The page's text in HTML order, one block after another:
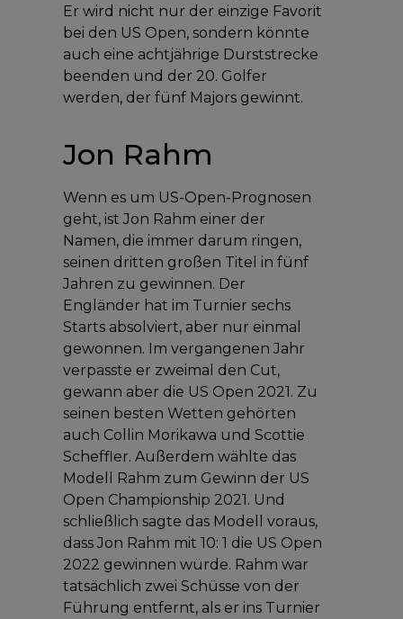
Er wird nicht nur der einzige Favorit
bei den US Open, sondern könnte
auch eine achtjährige Durststrecke
beenden und der 20. Golfer
werden, der fünf Majors gewinnt.
Jon Rahm
Wenn es um US-Open-Prognosen
geht, ist Jon Rahm einer der
Namen, die immer darum ringen,
seinen dritten großen Titel in fünf
Jahren zu gewinnen. Der
Engländer hat im Turnier sechs
Starts absolviert, aber nur einmal
gewonnen. Im vergangenen Jahr
verpasste er zweimal den Cut,
gewann aber die US Open 2021. Zu
seinen besten Wetten gehörten
auch Collin Morikawa und Scottie
Scheffler. Außerdem wählte das
Modell Rahm zum Gewinn der US
Open Championship 2021. Und
schließlich sagte das Modell voraus,
dass Jon Rahm mit 10: 1 die US Open
2022 gewinnen würde. Rahm war
tatsächlich zwei Schüsse von der
Führung entfernt, als er ins Turnier